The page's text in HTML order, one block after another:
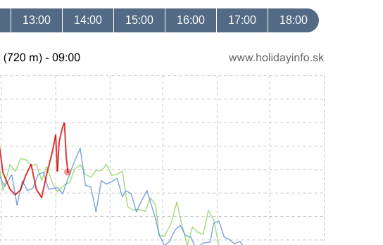
13:00 14:00 15:00 16:00 17:00 18:00